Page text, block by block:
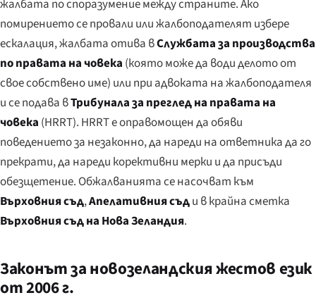
жалбата по споразумение между страните. Ако
помирението се провали или жалбоподателят избере
ескалация, жалбата отива вСлужбата за производства
по правата на човека (която може да води делото от
свое собствено име) или при адвоката на жалбоподателя
и се подава вТрибунала за преглед на правата на
човека (HRRT). HRRT е оправомощен да обяви
поведението за незаконно, да нареди на ответника да го
прекрати, да нареди корективни мерки и да присъди
обезщетение. Обжалванията се насочват към
Върховния съд,Апелативния съди в крайна сметка
Върховния съд на Нова Зеландия.
Законът за новозеландския жестов език
от 2006 г.